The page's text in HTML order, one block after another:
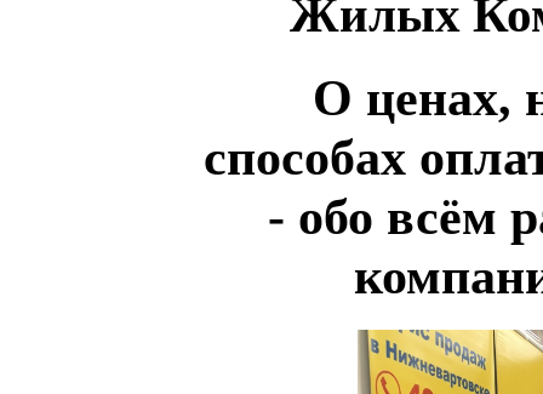
Жилых
О ценах,
способах
- обо всём